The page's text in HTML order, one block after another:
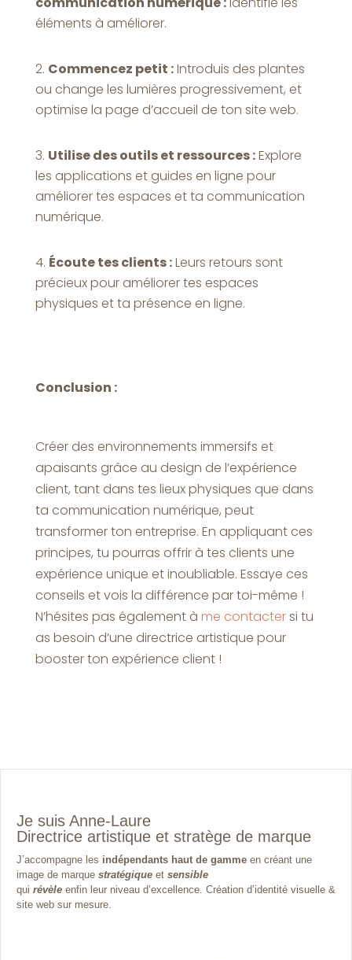
éléments à améliorer.
Commencez petit :Introduis des plantes
ou change les lumières progressivement, et
optimise la page d’accueil de ton site web.
Utilise des outils et ressources :Explore
les applications et guides en ligne pour
améliorer tes espaces et ta communication
numérique.
Écoute tes clients :Leurs retours sont
précieux pour améliorer tes espaces
physiques et ta présence en ligne.
Conclusion :
Créer des environnements immersifs et
apaisants grâce au design de l’expérience
client, tant dans tes lieux physiques que dans
ta communication numérique, peut
transformer ton entreprise. En appliquant ces
principes, tu pourras offrir à tes clients une
expérience unique et inoubliable. Essaye ces
conseils et vois la différence par toi-même !
N’hésites pas également à me contactersi tu
as besoin d’une directrice artistique pour
booster ton expérience client !
Je suis Anne-Laure
Directrice artistique et stratège de marque
J’accompagne les indépendants haut de gamme en créant une
image de marque stratégique et sensible
qui révèle enfin leur niveau d’excellence. Création d’identité visuelle &
site web sur mesure.